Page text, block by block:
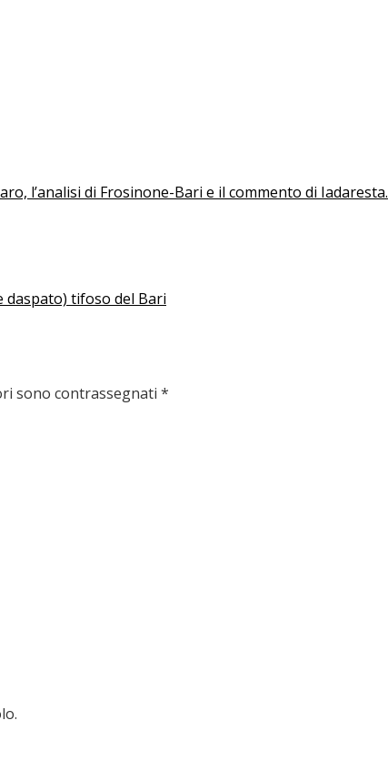
l’analisi di Frosinone-Bari e il commento di Iadaresta.
daspato) tifoso del Bari
sono contrassegnati *